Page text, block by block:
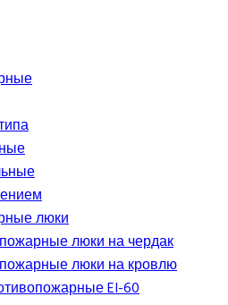
люки
люки на чердак
люки на кровлю
EI-60